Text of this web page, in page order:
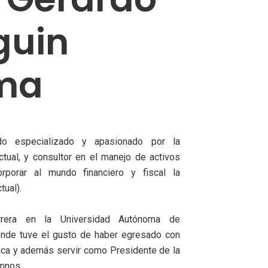
especializado y apasionado por la
y consultor en el manejo de activos
al mundo financiero y fiscal la
en la Universidad Autónoma de
tuve el gusto de haber egresado con
y además servir como Presidente de la